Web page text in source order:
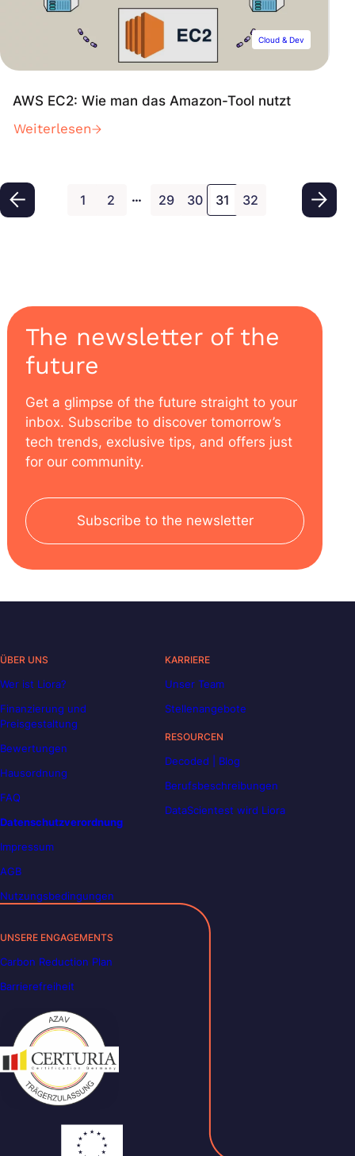
Cloud & Dev
AWS EC2: Wie man das Amazon-Tool nutzt
Weiterlesen
1 2 … 29 30 31 32
The newsletter of the
future
Get a glimpse of the future straight to your
inbox. Subscribe to discover tomorrow’s
tech trends, exclusive tips, and offers just
for our community.
Subscribe to the newsletter
ÜBER UNS
Wer ist Liora?
Finanzierung und
Preisgestaltung
Bewertungen
Hausordnung
FAQ
Datenschutzverordnung
Impressum
AGB
Nutzungsbedingungen
KARRIERE
Unser Team
Stellenangebote
RESOURCEN
Decoded | Blog
Berufsbeschreibungen
DataScientest wird Liora
UNSERE ENGAGEMENTS
Carbon Reduction Plan
Barrierefreiheit